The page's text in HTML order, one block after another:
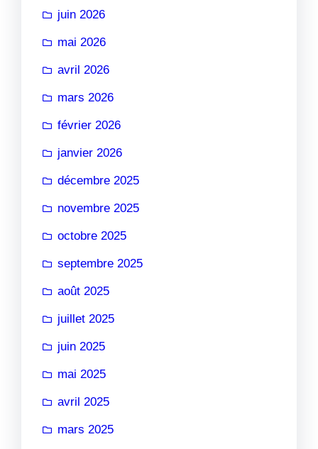
juin 2026
mai 2026
avril 2026
mars 2026
février 2026
janvier 2026
décembre 2025
novembre 2025
octobre 2025
septembre 2025
août 2025
juillet 2025
juin 2025
mai 2025
avril 2025
mars 2025